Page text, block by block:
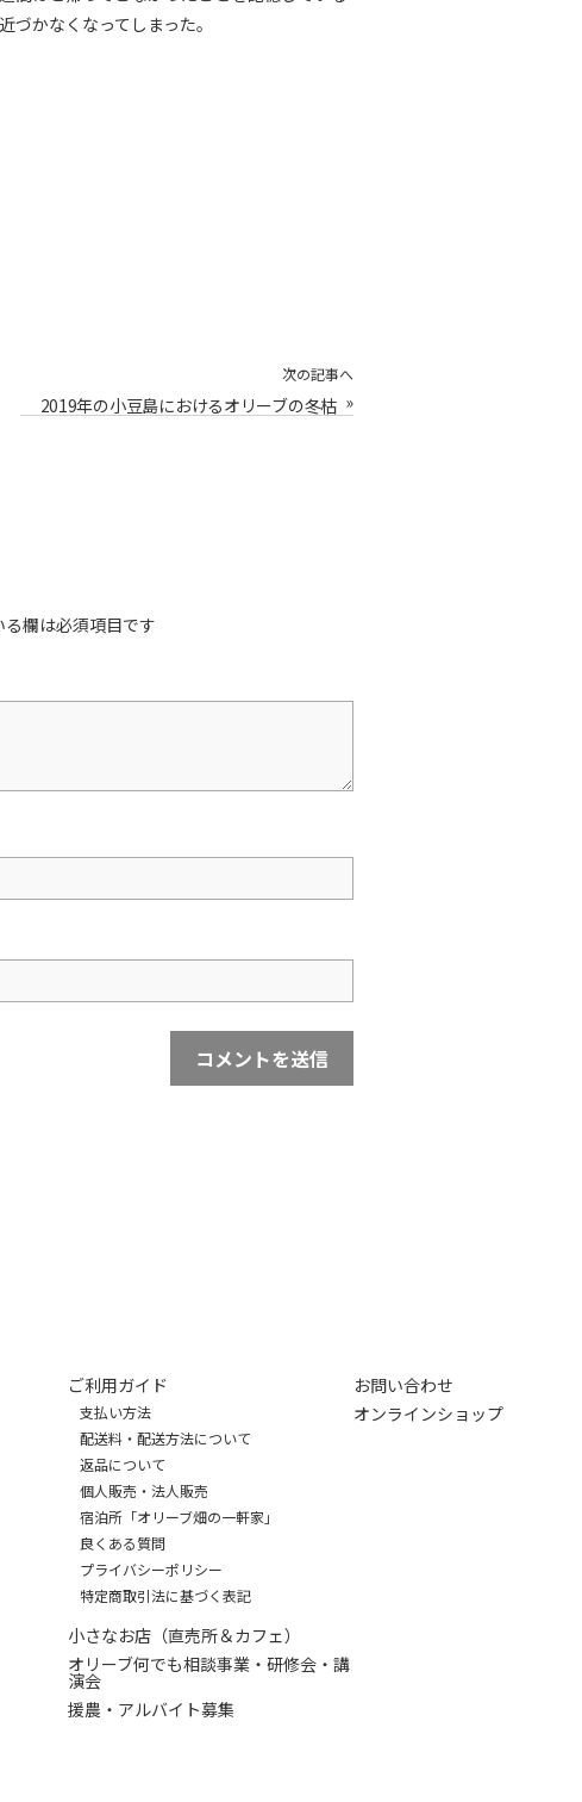
かなくなってしまった。
次の記事へ
2019年の小豆島におけるオリーブの冬枯 »
欄は必須項目です
ご利用ガイド
支払い方法
配送料・配送方法について
返品について
個人販売・法人販売
宿泊所「オリーブ畑の一軒家」
良くある質問
プライバシーポリシー
特定商取引法に基づく表記
小さなお店（直売所＆カフェ）
オリーブ何でも相談事業・研修会・講
演会
援農・アルバイト募集
お問い合わせ
オンラインショップ